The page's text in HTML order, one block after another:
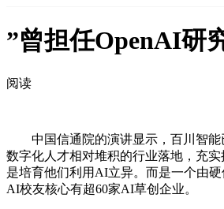
”曾担任OpenAI研
阅读
中国信通院的演讲显示，百川智能已
数字化人才相对堆积的行业落地，充
是培育他们利用AI立异。而是一个由
AI校友核心有超60家AI草创企业。